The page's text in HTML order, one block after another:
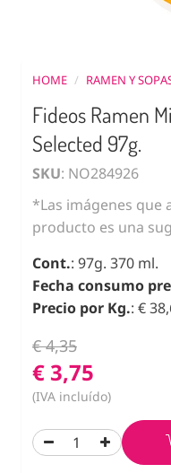
HOME / RAMEN Y
Fideos Ramen
Selected 97g.
SKU: NO284926
*Las imágenes que
producto es una
Cont.: 97g. 370 ml.
Fecha consumo
Precio por Kg.: €
€ 4,35
€ 3,75
(IVA incluído)